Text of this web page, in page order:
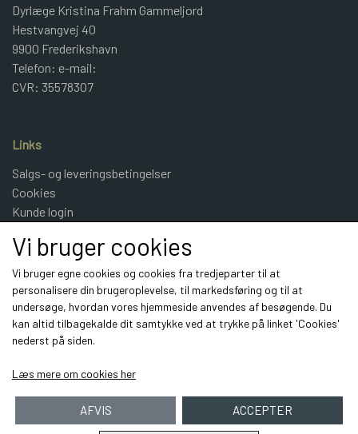
Dyrlæge Kristina Frahm Gammeljord
Hestvangvej 40
9900 Frederikshavn
Telefon: e-mail:
CVR: 35578307
Links
Salgs- og leveringsbetingelser
Cookies
Kunde login
Kontakt
Sociale medier
Vi bruger cookies
Vi bruger egne cookies og cookies fra tredjeparter til at
personalisere din brugeroplevelse, til markedsføring og til at
undersøge, hvordan vores hjemmeside anvendes af besøgende. Du
kan altid tilbagekalde dit samtykke ved at trykke på linket 'Cookies'
nederst på siden.
Læs mere om cookies her
AFVIS ACCEPTER